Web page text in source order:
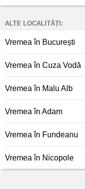
ALTE LOCALITĂȚI:
Vremea în București
Vremea în Cuza Vodă
Vremea în Malu Alb
Vremea în Adam
Vremea în Fundeanu
Vremea în Nicopole